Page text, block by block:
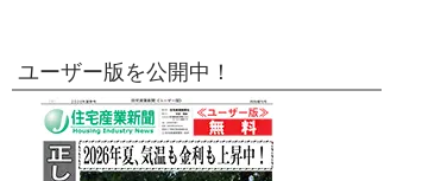
ユーザー版を公開中！